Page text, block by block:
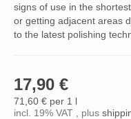
signs of use in the
or getting adjacent areas
to the latest polishing
17,90 €
71,60 € per 1 l
incl. 19% VAT , plus